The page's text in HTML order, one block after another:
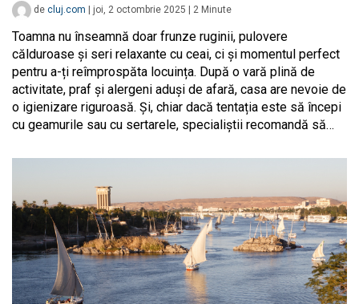
de cluj.com joi, 2 octombrie 2025 2 Minute
Toamna nu înseamnă doar frunze ruginii, pulovere
călduroase și seri relaxante cu ceai, ci și momentul perfect
pentru a-ți reîmprospăta locuința. După o vară plină de
activitate, praf și alergeni aduși de afară, casa are nevoie de
o igienizare riguroasă. Și, chiar dacă tentația este să începi
cu geamurile sau cu sertarele, specialiștii recomandă să…